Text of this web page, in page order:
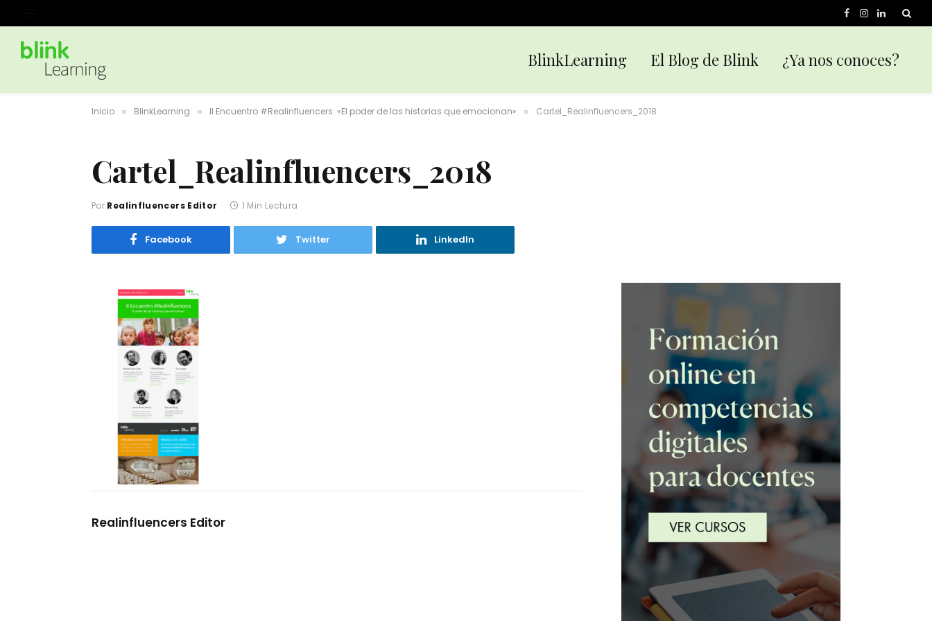
Facebook
Instagram
LinkedIn
BlinkLearning El Blog de Blink ¿Ya nos conoces?
Inicio » BlinkLearning » II Encuentro #Realinfluencers: «El poder de las historias que emocionan» » Cartel_Realinfluencers_2018
Cartel_Realinfluencers_2018
Por Realinfluencers Editor 1 Min Lectura
Facebook Twitter LinkedIn
Realinfluencers Editor